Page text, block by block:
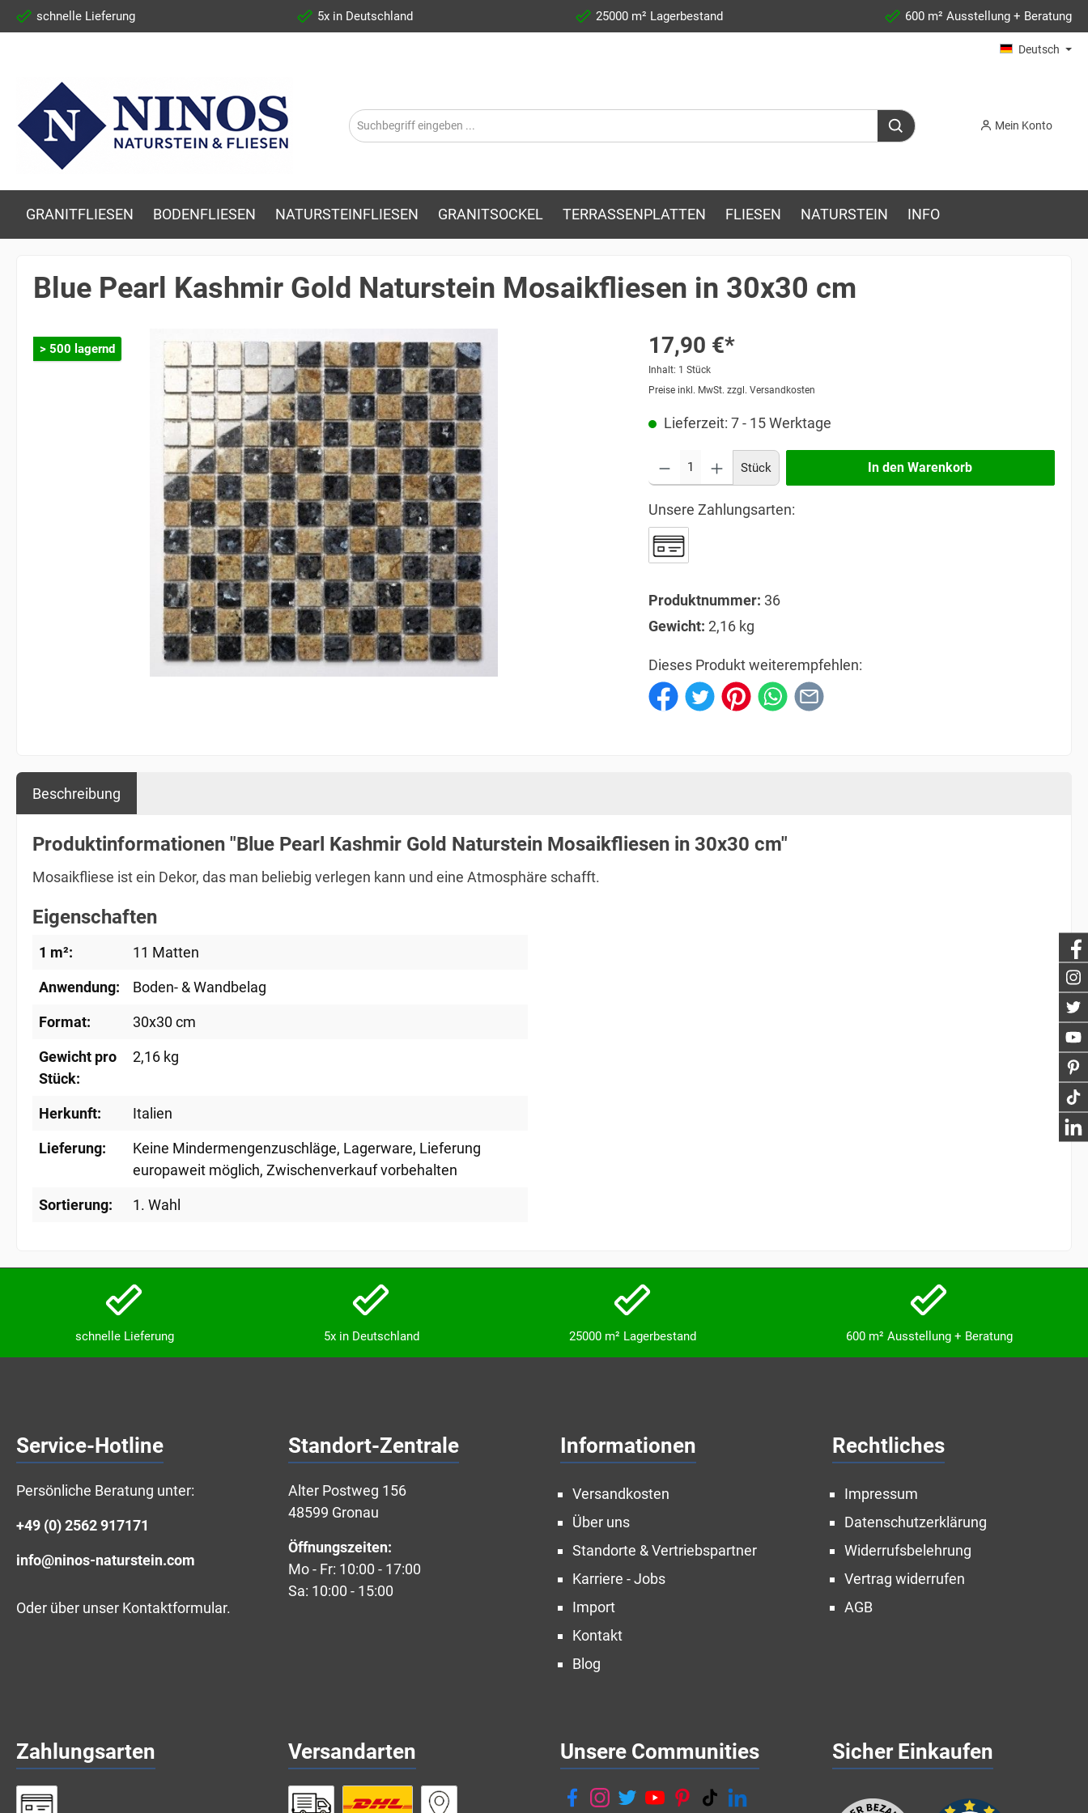
schnelle Lieferung 5x in Deutschland 25000 m² Lagerbestand 600 m² Ausstellung + Beratung
Deutsch
Mein Konto
GRANITFLIESEN BODENFLIESEN NATURSTEINFLIESEN GRANITSOCKEL TERRASSENPLATTEN FLIESEN NATURSTEIN INFO
Blue Pearl Kashmir Gold Naturstein Mosaikfliesen in 30x30 cm
> 500 lagernd 17,90 €*
Inhalt: 1 Stück
Preise inkl. MwSt. zzgl. Versandkosten
Lieferzeit: 7 - 15 Werktage
Stück In den Warenkorb
Unsere Zahlungsarten:
Produktnummer: 36
Gewicht: 2,16 kg
Dieses Produkt weiterempfehlen:
Beschreibung
Produktinformationen "Blue Pearl Kashmir Gold Naturstein Mosaikfliesen in 30x30 cm"
Mosaikfliese ist ein Dekor, das man beliebig verlegen kann und eine Atmosphäre schafft.
Eigenschaften
1 m²: 11 Matten
Anwendung: Boden- & Wandbelag
Format: 30x30 cm
Gewicht pro
Stück:
2,16 kg
Herkunft: Italien
Lieferung: Keine Mindermengenzuschläge, Lagerware, Lieferung
europaweit möglich, Zwischenverkauf vorbehalten
Sortierung: 1. Wahl
schnelle Lieferung 5x in Deutschland 25000 m² Lagerbestand 600 m² Ausstellung + Beratung
Service-Hotline
Persönliche Beratung unter:
+49 (0) 2562 917171
info@ninos-naturstein.com
Oder über unser Kontaktformular.
Standort-Zentrale
Alter Postweg 156
48599 Gronau
Öffnungszeiten:
Mo - Fr: 10:00 - 17:00
Sa: 10:00 - 15:00
Informationen
Versandkosten
Über uns
Standorte & Vertriebspartner
Karriere - Jobs
Import
Kontakt
Blog
Rechtliches
Impressum
Datenschutzerklärung
Widerrufsbelehrung
Vertrag widerrufen
AGB
Zahlungsarten Versandarten Unsere Communities Sicher Einkaufen